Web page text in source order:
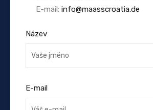
E-mail: info@maasscroatia.de
Název
E-mail